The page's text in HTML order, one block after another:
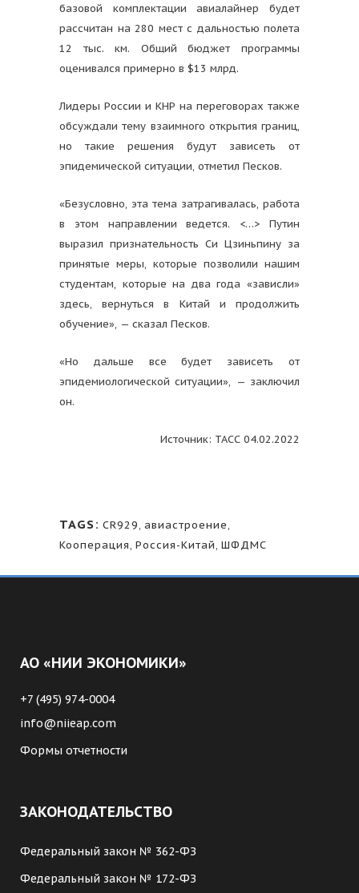
базовой комплектации авиалайнер будет
рассчитан на 280 мест с дальностью полета
12 тыс. км. Общий бюджет программы
оценивался примерно в $13 млрд.
Лидеры России и КНР на переговорах также
обсуждали тему взаимного открытия границ,
но такие решения будут зависеть от
эпидемической ситуации, отметил Песков.
«Безусловно, эта тема затрагивалась, работа
в этом направлении ведется. <…> Путин
выразил признательность Си Цзиньпину за
принятые меры, которые позволили нашим
студентам, которые на два года «зависли»
здесь, вернуться в Китай и продолжить
обучение», — сказал Песков.
«Но дальше все будет зависеть от
эпидемиологической ситуации», — заключил
он.
Источник: ТАСС 04.02.2022
TAGS: CR929, авиастроение,
Кооперация, Россия-Китай, ШФДМС
АО «НИИ ЭКОНОМИКИ»
+7 (495) 974-0004
info@niieap.com
Формы отчетности
ЗАКОНОДАТЕЛЬСТВО
Федеральный закон № 362-ФЗ
Федеральный закон № 172-ФЗ